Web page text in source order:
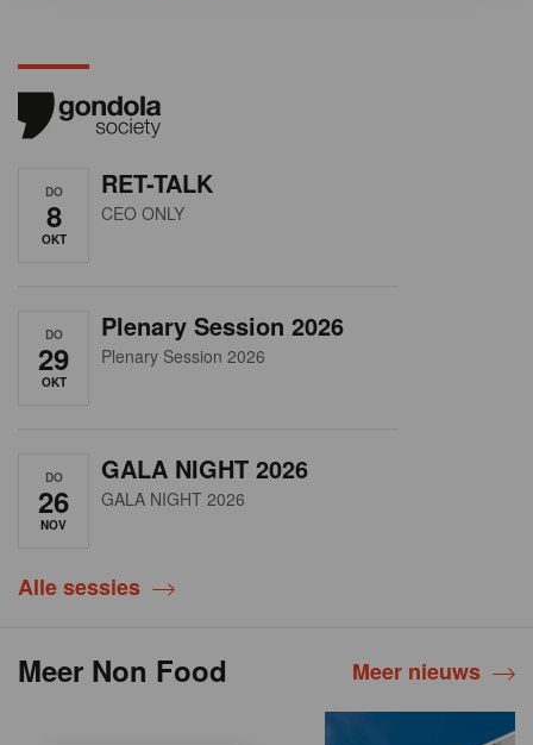
DO
8
OKT
RET-TALK
CEO ONLY
DO
29
OKT
Plenary Session 2026
Plenary Session 2026
DO
26
NOV
GALA NIGHT 2026
GALA NIGHT 2026
Alle sessies
Meer Non Food Meer nieuws